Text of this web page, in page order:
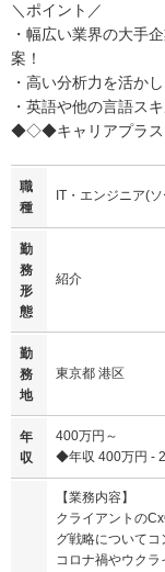
＼ポイント／
・幅広い業界の大手
案！
・高い分析力を活か
・英語や他の言語ス
◆◇◆キャリアプラス
職
種
IT・エンジニア(
勤
務
形
態
紹介
勤
務
地
東京都 港区
年
収
400万円～
◆年収 400万円 -
【業務内容】
クライアントの
グ戦略についてコ
コロナ禍やウク